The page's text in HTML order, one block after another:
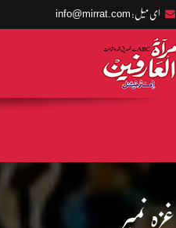
ای میل: info@mirrat.com
غزہ نمبر